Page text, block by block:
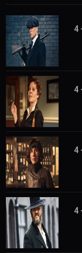
4
4
4
4